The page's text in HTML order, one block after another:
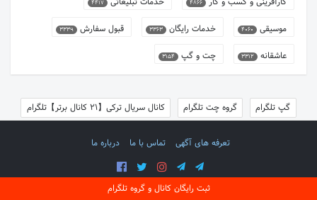
4866
4417
موسیقی 4060 خدمات رایگان 3363 قبول سفارش 3339
عاشقانه 3312 چت و گپ 3154
گپ تلگرام گروه چت تلگرام کانال سریال ترکی【21 کانال برتر】تلگرام
ثبت رایگان کانال و گروه تلگرام
تعرفه های آگهی تماس با ما درباره ما
SocialBook